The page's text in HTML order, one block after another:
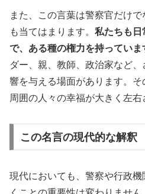
また、この言葉は警察官だけ
も当てはまります。 私たちも日
で、ある種の権力を持っていま
ダー、親、教師、政治家など
響を与える場面があります。そ
周囲の人々の幸福が大きく左右
この名言の現代的な解釈
現代においても、警察や行政